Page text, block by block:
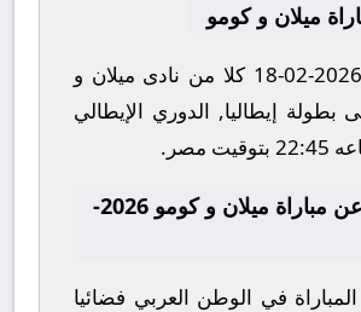
ميلان و كومو
يلتقى اليوم 2026-02-18 كلا من نادى ميلان و
بطولة إيطاليا, الدوري الإيطالي
مصر.
معلومات عن مباراة ميلان و كومو 2026-
في الوطن العربي فضائيا